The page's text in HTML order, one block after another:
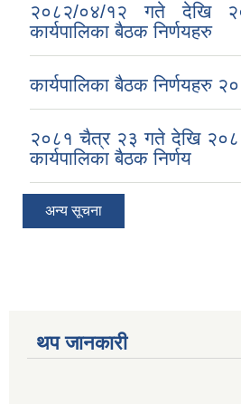
२०८२/०४/१२ गते देखि
कार्यपालिका बैठक निर्णयहरु
कार्यपालिका बैठक निर्णयहरु
२०८१ चैत्र २३ गते देखि
कार्यपालिका बैठक निर्णय
अन्य सूचना
थप जानकारी